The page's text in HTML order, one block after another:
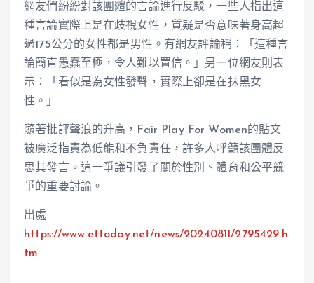
網友們紛紛對該團體的言論進行反駁，一些人指出這
種言論實際上是在歧視女性，質疑是否意味著身高超
過175公分的女性都是男性。有網友評論稱：「這種言
論簡直愚蠢至極，令人難以置信。」另一位網友則表
示：「看似是為女性發聲，實際上卻是在抹黑女
性。」
隨著批評聲浪的升高，Fair Play For Women的貼文
被廣泛指責為低能和不負責任，許多人呼籲該團體反
思其發言。這一爭議引發了關於性別、體育和公平競
爭的重要討論。
出處
https://www.ettoday.net/news/20240811/2795429.h
tm